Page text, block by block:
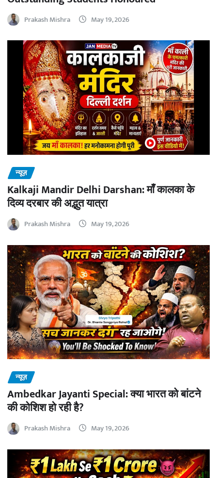
Prakash Mishra May 19, 2026
न्यूज़
Kalkaji Mandir Delhi Darshan: माँ कालका के
दिव्य दरबार की अद्भुत यात्रा
Prakash Mishra May 19, 2026
न्यूज़
Ambedkar Jayanti Special: क्या भारत को बांटने
की कोशिश हो रही है?
Prakash Mishra May 19, 2026